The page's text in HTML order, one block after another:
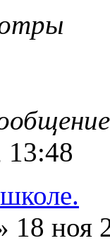
13:48
18 ноя